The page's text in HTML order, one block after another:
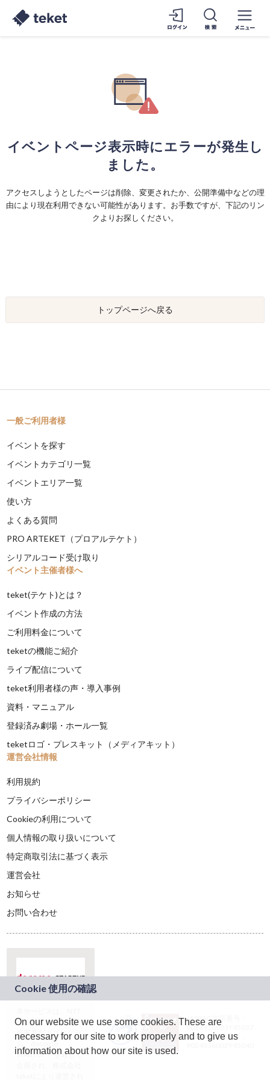
イベントページ表示時にエラーが発生し
ました。
アクセスしようとしたページは削除、変更されたか、公開準備中などの理
由により現在利用できない可能性があります。お手数ですが、下記のリン
クよりお探しください。
トップページへ戻る
一般ご利用者様
イベントを探す
イベントカテゴリ一覧
イベントエリア一覧
使い方
よくある質問
PRO ARTEKET（プロアルテケト）
シリアルコード受け取り
イベント主催者様へ
teket(テケト)とは？
イベント作成の方法
ご利用料金について
teketの機能ご紹介
ライブ配信について
teket利用者様の声・導入事例
資料・マニュアル
登録済み劇場・ホール一覧
teketロゴ・プレスキット（メディアキット）
運営会社情報
利用規約
プライバシーポリシー
Cookieの利用について
個人情報の取り扱いについて
特定商取引法に基づく表示
運営会社
お知らせ
お問い合わせ
ドコモグループの新
規事業創出プログラ
ム「docomo
STARTUP」を通じて
JASRAC許諾番号：
9024936001Y45037
JASRAC許諾番号：
On our website we use some cookies. These are
necessary for our site to work properly and to give us
information about how our site is used.